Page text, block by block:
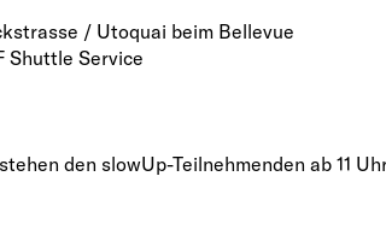
/ Utoquai beim Bellevue
Shuttle Service
den slowUp-Teilnehmenden ab 11